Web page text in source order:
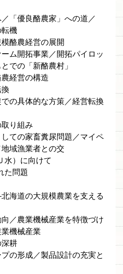
良酪農家」への道／
転機
酪農経営の展開
拓事業／開拓パイロッ
での「新酪農村」
営の構造
体的な方策／経営転換
り組み
家畜糞尿問題／マイペ
域漁業者との交
に向けて
た問題
道の大規模農業を支える
／農業機械産業を特徴づけ
機械産業
耕
成／製品設計の充実と